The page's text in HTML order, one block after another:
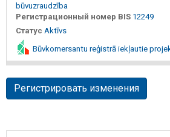
būvuzraudzība
Регистрационный номер BIS 12249
Статус Aktīvs
Būvkomersantu reģistrā iekļautie
Регистрировать изменения